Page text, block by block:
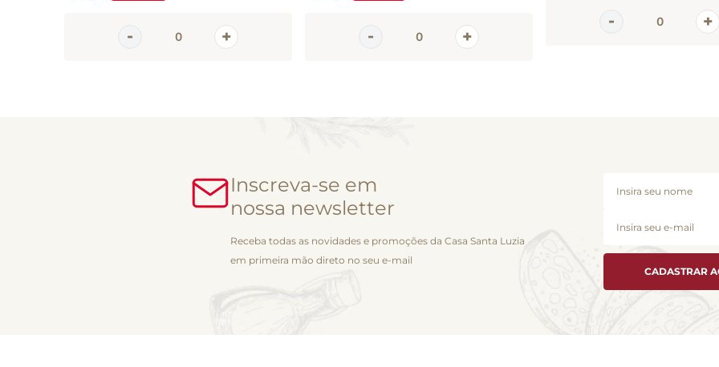
Inscreva-se em
nossa newsletter
Receba todas as novidades e promoções da Casa Santa Luzia
em primeira mão direto no seu e-mail
CADASTRAR